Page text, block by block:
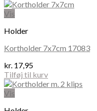
Vis
Holder
Kortholder 7x7cm 17083
kr. 17,95
Tilføj til kurv
Vis